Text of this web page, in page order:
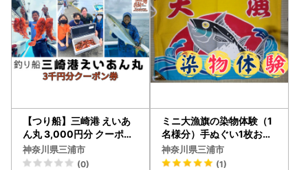
【つり船】三崎港 えいあ
ん丸 3,000円分 クーポン
券 M083-001 チケット 体
験
神奈川県三浦市
(0)
ミニ大漁旗の染物体験（1
名様分）手ぬぐい1枚お土
産付 M008-001 チケット
体験
神奈川県三浦市
(1)